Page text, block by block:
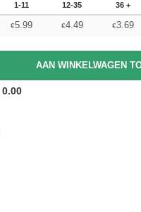
1-11 12-35 36 +
€5.99 €4.49 €3.69
0.00